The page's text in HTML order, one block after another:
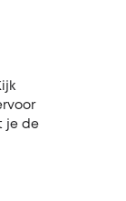
je de